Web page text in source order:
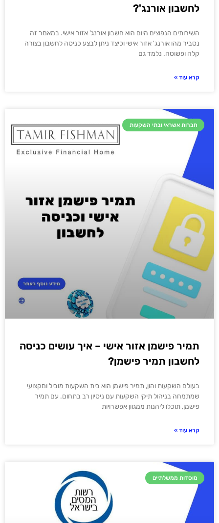
לחשבון אורנג'?
השירותים הנפוצים היום הוא חשבון אורנג' אזור אישי. במאמר זה
נסביר מהו אורנג' אזור אישי וכיצד ניתן לבצע כניסה לחשבון בצורה
קלה ופשוטה. נלמד גם
קרא עוד »
חברות אשראי ובתי השקעות
תמיר פישמן אזור אישי – איך עושים כניסה
לחשבון תמיר פישמן?
בעולם השקעות והון, תמיר פישמן הוא בית השקעות מוביל ומקצועי
שמתמחה בניהול תיקי השקעות עם ניסיון רב בתחום. עם תמיר
פישמן, תוכלו ליהנות ממגוון אפשרויות
קרא עוד »
מוסדות ממשלתיים